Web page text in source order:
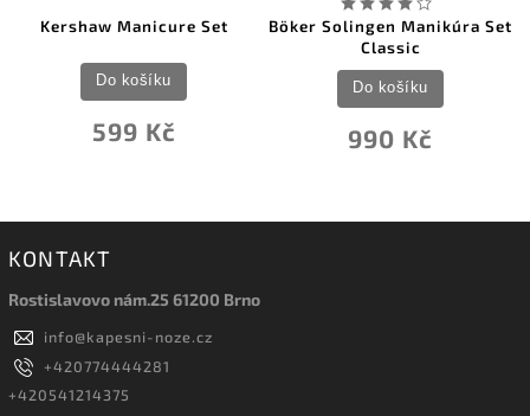
Kershaw Manicure Set
599 Kč
Do košíku
Böker Solingen Manikúra Set
Classic
990 Kč
Do košíku
KONTAKT
Rostislavovo nám.25 61200 Brno
info@kapesni-noze.cz
+420774444281
+420541214375